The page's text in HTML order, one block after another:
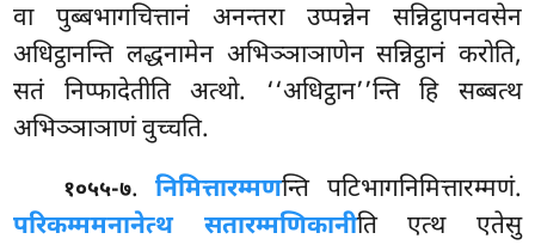
वा पुब्बभागचित्तानं अनन्तरा उप्पन्नेन सन्निट्ठापनवसेन
अधिट्ठानन्ति लद्धनामेन अभिञ्ञाञाणेन सन्निट्ठानं करोति,
सतं निप्फादेतीति अत्थो. ‘‘अधिट्ठान’’न्ति हि सब्बत्थ
अभिञ्ञाञाणं वुच्चति.
१०५५-७.निमित्तारम्मणन्ति पटिभागनिमित्तारम्मणं.
परिकम्ममनानेत्थ सतारम्मणिकानीति एत्थ एतेसु